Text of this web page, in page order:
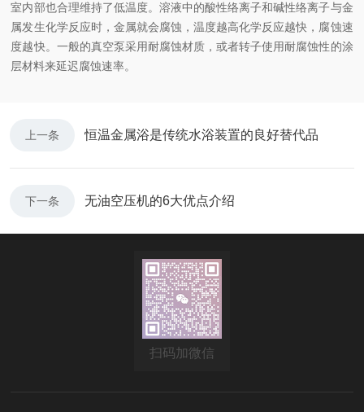
室内部也合理维持了低温度。溶液中的酸性络离子和碱性络离子与金
属发生化学反应时，金属就会腐蚀，温度越高化学反应越快，腐蚀速
度越快。一般的真空泵采用耐腐蚀材质，或者转子使用耐腐蚀性的涂
层材料来延迟腐蚀速率。
上一条 恒温金属浴是传统水浴装置的良好替代品
下一条 无油空压机的6大优点介绍
扫码加微信